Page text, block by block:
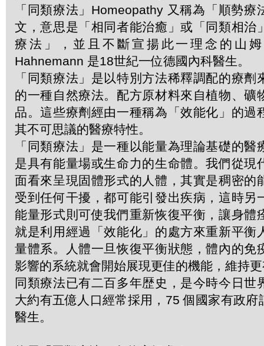
「同類療法」Homeopathy 又稱為「順勢療
文，意思是「相同者能治癒」或「同類相治
療法」，並且不斷宣揚此一理念的山
Hahnemann 是18世紀一位德國內科醫生。
「同類療法」是以特別方法稀釋調配的療劑
的一種自然療法。配方原材料來自植物、礦
品。這些療劑經由一種稱為「效能化」的過
其不可思議的醫療特性。
「同類療法」是一種以能量為理論基礎的醫
是具有能量場或生命力的生命體。我們從現
面看來呈現固體形式的人體，其實是稠密的
受到任何干擾，都可能引發出疾病，這時另
能量形式則可使我們重新恢復平衡，讓身體
就是利用經過「效能化」的處方來重新平衡
量體系。人體一旦恢復平衡狀態，體內的免
影響的系統就會開始展現更佳的機能，維持
同類療法已有二百多年歴史，是今時今日世
大約有五億人口經常採用，75 個國家有政府
醫生。